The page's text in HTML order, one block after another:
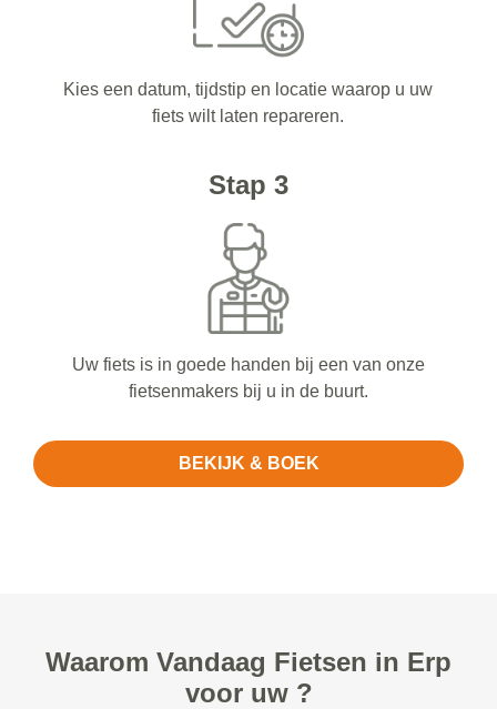
Kies een datum, tijdstip en locatie waarop u uw
fiets wilt laten repareren.
Stap 3
Uw fiets is in goede handen bij een van onze
fietsenmakers bij u in de buurt.
BEKIJK & BOEK
Waarom Vandaag Fietsen in Erp
voor uw ?